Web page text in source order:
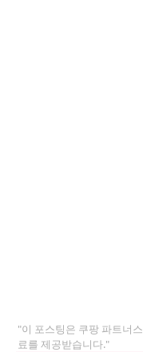
"이 포스팅은 쿠팡 파트너
료를 제공받습니다."